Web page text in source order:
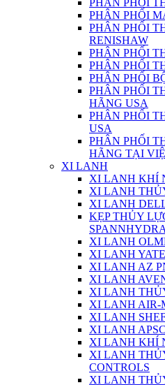
PHÂN PHỐI
PHÂN PHỐI
PHÂN PHỐI
RENISHAW
PHÂN PHỐI
PHÂN PHỐI
PHÂN PHỐI
PHÂN PHỐI
HÃNG USA
PHÂN PHỐI
USA
PHÂN PHỐI
HÃNG TẠI
XI LANH
XI LANH KHÍ
XI LANH
XI LANH
KẸP THỦY
XI LANH
XI LANH
XI LANH AZ
XI LANH
XI LANH
XI LANH AIR-
XI LANH
XI LANH
XI LANH KHÍ
XI LANH
CONTROLS
XI LANH